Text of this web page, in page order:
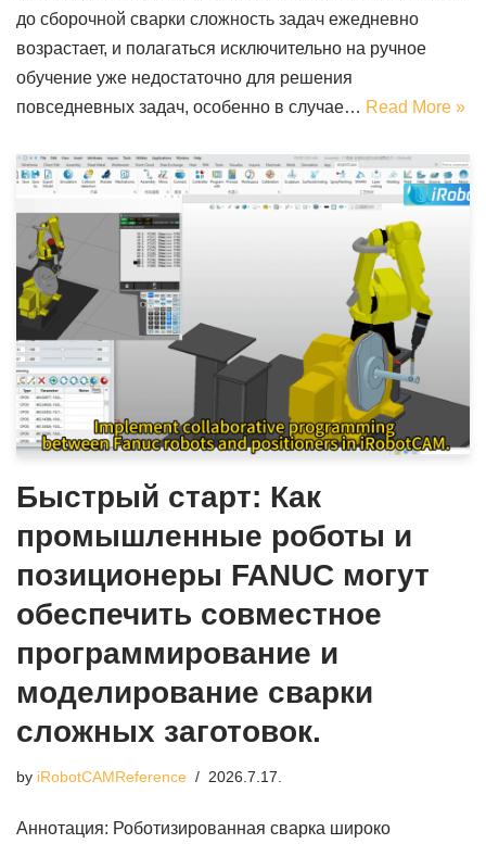
до сборочной сварки сложность задач ежедневно
возрастает, и полагаться исключительно на ручное
обучение уже недостаточно для решения
повседневных задач, особенно в случае… Read More »
Быстрый старт: Как
промышленные роботы и
позиционеры FANUC могут
обеспечить совместное
программирование и
моделирование сварки
сложных заготовок.
by iRobotCAMReference 2026.7.17.
Аннотация: Роботизированная сварка широко